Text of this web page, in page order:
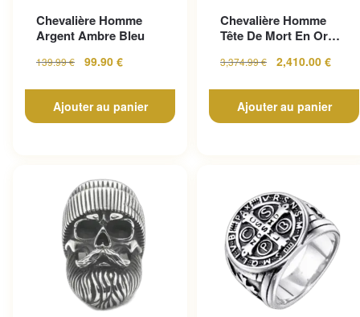
Chevalière Homme
Argent Ambre Bleu
139.99€ 99.90 €
Ajouter au panier
Chevalière Homme
Tête De Mort En Or
Gothique...
3,374.99€ 2,410.00 €
Ajouter au panier